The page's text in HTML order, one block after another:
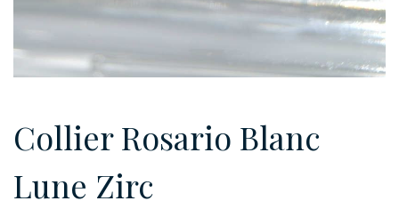
Collier Rosario Blanc
Lune Zirc